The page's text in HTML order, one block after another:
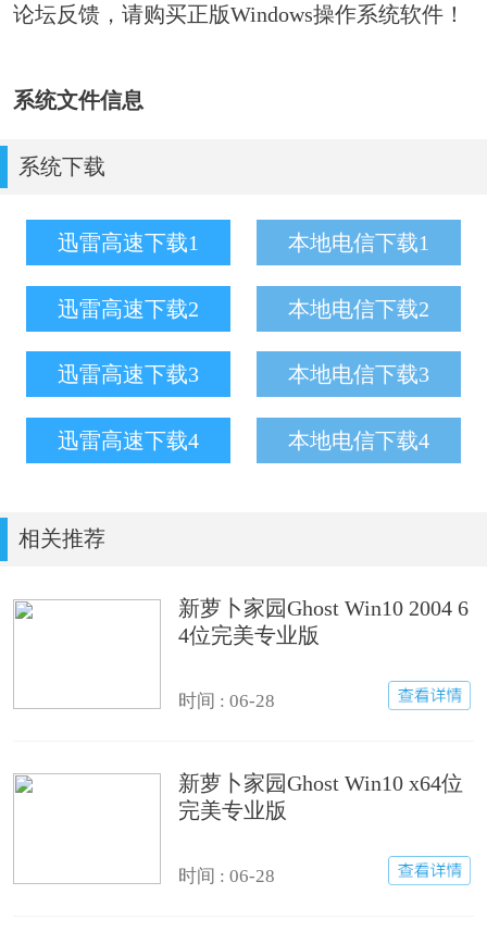
论坛反馈，请购买正版Windows操作系统软件！
系统文件信息
系统下载
迅雷高速下载1
迅雷高速下载2
迅雷高速下载3
迅雷高速下载4
本地电信下载1
本地电信下载2
本地电信下载3
本地电信下载4
相关推荐
新萝卜家园Ghost Win10 2004 6
4位完美专业版
时间 : 06-28
新萝卜家园Ghost Win10 x64位
完美专业版
时间 : 06-28